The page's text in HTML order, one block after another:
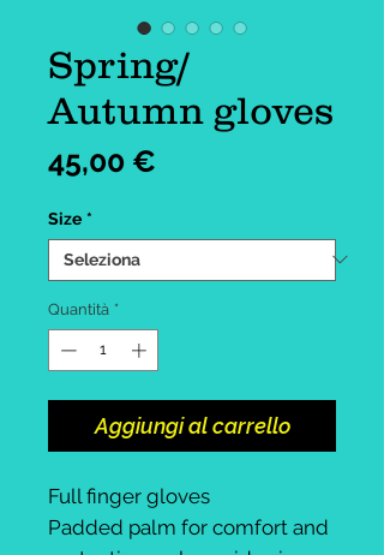
Spring/
Autumn gloves
45,00 €
Size *
Quantità *
Aggiungi al carrello
Full finger gloves
Padded palm for comfort and